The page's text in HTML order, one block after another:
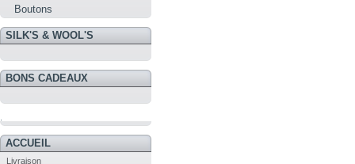
Boutons
SILK'S & WOOL'S
BONS CADEAUX
ACCUEIL
Livraison